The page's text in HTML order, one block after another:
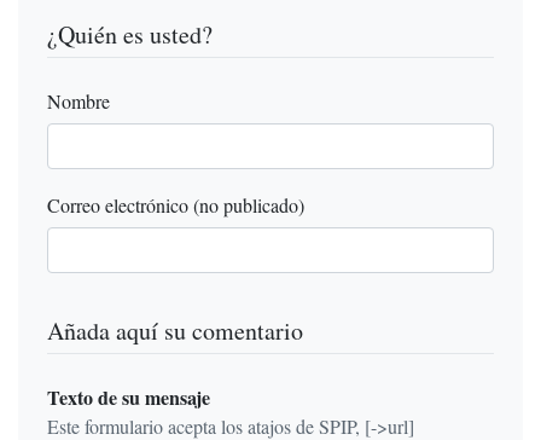
¿Quién es usted?
Nombre
Correo electrónico (no publicado)
Añada aquí su comentario
Texto de su mensaje
Este formulario acepta los atajos de SPIP, [->url]